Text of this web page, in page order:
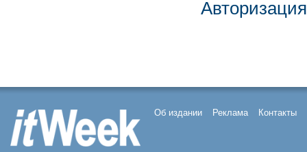
Авторизация
Об издании Реклама Контакты